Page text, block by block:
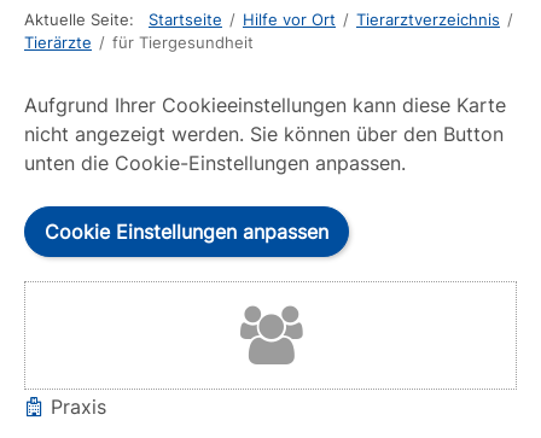
Aktuelle Seite: Startseite / Hilfe vor Ort / Tierarztverzeichnis /
Tierärzte / für Tiergesundheit
Aufgrund Ihrer Cookieeinstellungen kann diese Karte
nicht angezeigt werden. Sie können über den Button
unten die Cookie-Einstellungen anpassen.
Cookie Einstellungen anpassen
Praxis